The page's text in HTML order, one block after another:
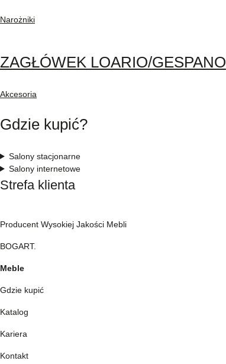
Narożniki
ZAGŁÓWEK LOARIO/GESPANO
Akcesoria
Gdzie kupić?
Salony stacjonarne
Salony internetowe
Strefa klienta
Producent Wysokiej Jakości Mebli
BOGART.
Meble
Gdzie kupić
Katalog
Kariera
Kontakt